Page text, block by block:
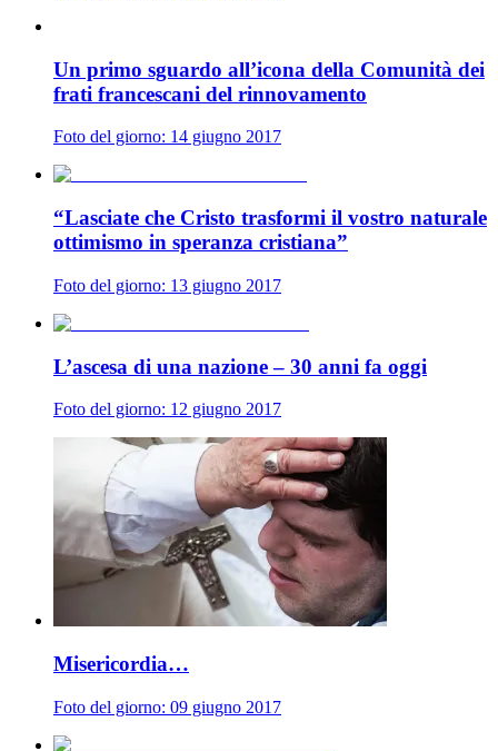
Un primo sguardo all’icona della Comunità dei
frati francescani del rinnovamento
Foto del giorno: 14 giugno 2017
“Lasciate che Cristo trasformi il vostro naturale
ottimismo in speranza cristiana”
Foto del giorno: 13 giugno 2017
L’ascesa di una nazione – 30 anni fa oggi
Foto del giorno: 12 giugno 2017
Misericordia…
Foto del giorno: 09 giugno 2017